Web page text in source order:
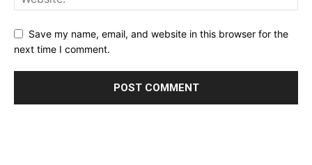
Save my name, email, and website in this browser for the
next time I comment.